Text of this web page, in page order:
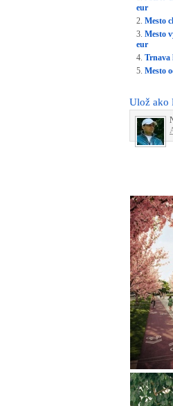
eur
Mesto
Mesto
eur
Trnava
Mesto
Ulož ako